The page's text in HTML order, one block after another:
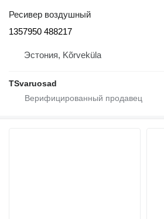
Ресивер воздушный
1357950 488217
Эстония, Kõrveküla
TSvaruosad